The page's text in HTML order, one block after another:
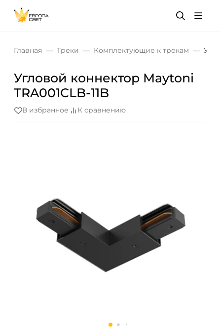
Главная Треки Комплектующие к трекам
Угловой коннектор Maytoni
TRA001CLB-11B
В избранное К сравнению